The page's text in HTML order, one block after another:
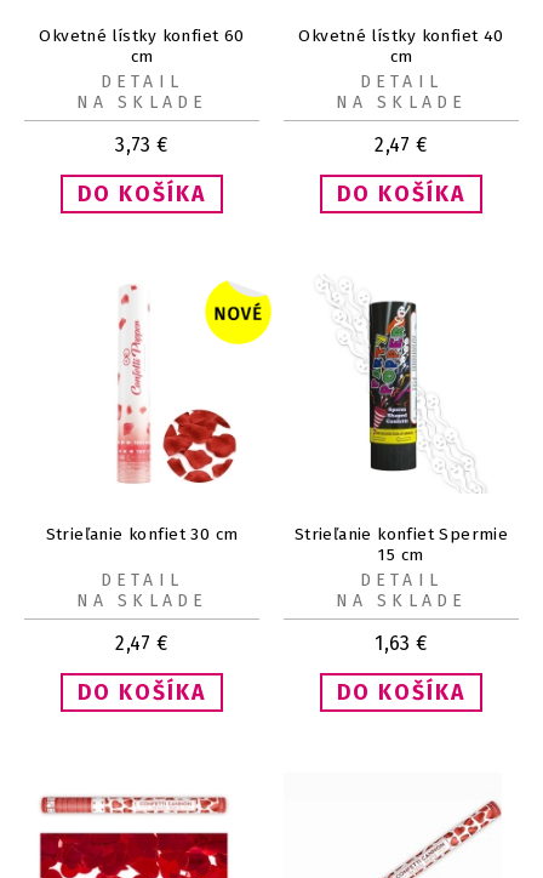
Okvetné lístky konfiet 60
cm
3,73 €
DETAIL
NA SKLADE
Okvetné lístky konfiet 40
cm
2,47 €
DETAIL
NA SKLADE
Strieľanie konfiet 30 cm
2,47 €
DETAIL
NA SKLADE
Strieľanie konfiet Spermie
15 cm
1,63 €
DETAIL
NA SKLADE